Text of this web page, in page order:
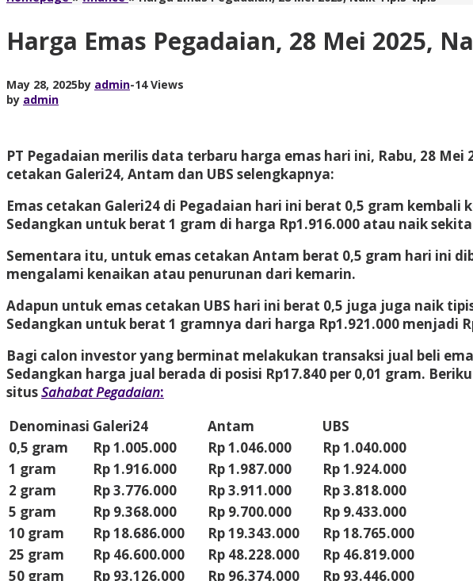
Harga Emas Pegadaian, 28 Mei 2025,
May 28, 2025by admin-14 Views
by admin
PT Pegadaian merilis data terbaru harga emas hari ini, Rabu, 28
cetakan Galeri24, Antam dan UBS selengkapnya:
Emas cetakan Galeri24 di Pegadaian hari ini berat 0,5 gram kembali
Sedangkan untuk berat 1 gram di harga Rp1.916.000 atau naik
Sementara itu, untuk emas cetakan Antam berat 0,5 gram hari ini
mengalami kenaikan atau penurunan dari kemarin.
Adapun untuk emas cetakan UBS hari ini berat 0,5 juga juga naik
Sedangkan untuk berat 1 gramnya dari harga Rp1.921.000 menjadi
Bagi calon investor yang berminat melakukan transaksi jual beli
Sedangkan harga jual berada di posisi Rp17.840 per 0,01 gram.
situsSahabat Pegadaian:
Denominasi Galeri24 Antam
UBS
0,5 gram
Rp 1.005.000 Rp 1.046.000
Rp 1.040.000
1 gram
Rp 1.916.000 Rp 1.987.000
Rp 1.924.000
2 gram
Rp 3.776.000 Rp 3.911.000
Rp 3.818.000
5 gram
Rp 9.368.000 Rp 9.700.000
Rp 9.433.000
10 gram
Rp 18.686.000 Rp 19.343.000
Rp 18.765.000
25 gram
Rp 46.600.000 Rp 48.228.000
Rp 46.819.000
50 gram
Rp 93.126.000 Rp 96.374.000
Rp 93.446.000